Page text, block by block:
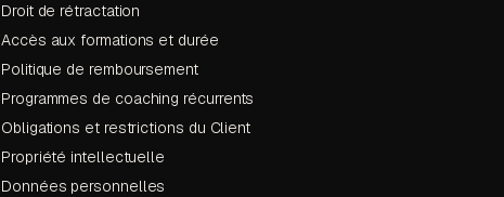
Droit de rétractation
Accès aux formations et durée
Politique de remboursement
Programmes de coaching récurrents
Obligations et restrictions du Client
Propriété intellectuelle
Données personnelles